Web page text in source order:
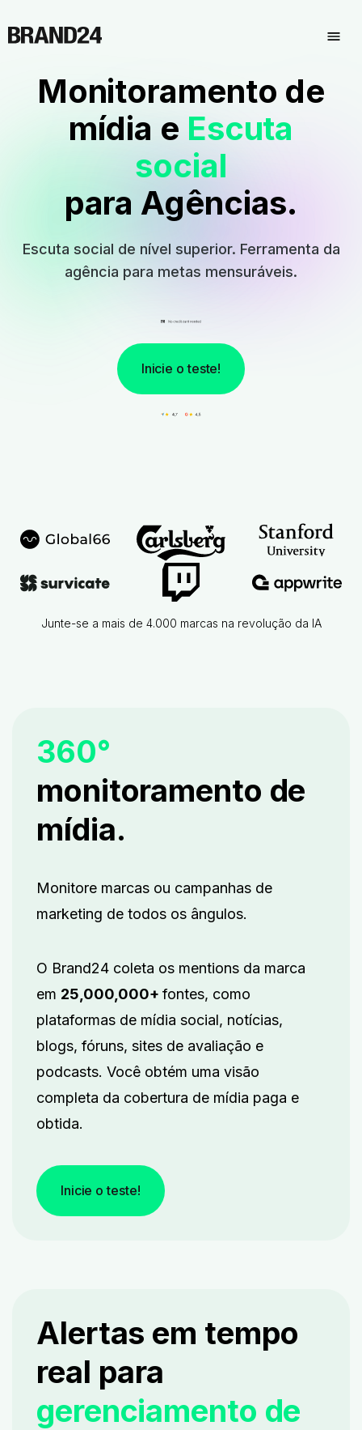
Monitoramento de
mídia e Escuta
social
para Agências.
Escuta social de nível superior. Ferramenta da
agência para metas mensuráveis.
Inicie o teste!
Junte-se a mais de 4.000 marcas na revolução da IA
360°
monitoramento de
mídia.
Monitore marcas ou campanhas de
marketing de todos os ângulos.
O Brand24 coleta os mentions da marca
em 25,000,000+ fontes, como
plataformas de mídia social, notícias,
blogs, fóruns, sites de avaliação e
podcasts. Você obtém uma visão
completa da cobertura de mídia paga e
obtida.
Inicie o teste!
Alertas em tempo
real para
gerenciamento de